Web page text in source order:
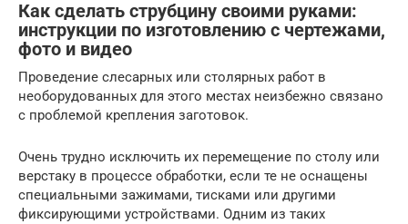
Как сделать струбцину своими руками:
инструкции по изготовлению с чертежами,
фото и видео
Проведение слесарных или столярных работ в
необорудованных для этого местах неизбежно связано
с проблемой крепления заготовок.
Очень трудно исключить их перемещение по столу или
верстаку в процессе обработки, если те не оснащены
специальными зажимами, тисками или другими
фиксирующими устройствами. Одним из таких